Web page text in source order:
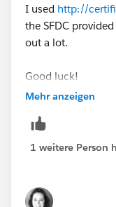
I used http://
the SFDC
out a lot.
Good luck!
Mehr anzeigen
1 weitere Person